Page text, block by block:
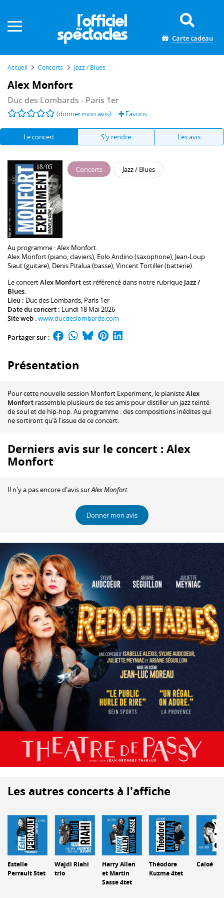
Carte cadeau
Accueil Concerts Jazz / Blues
Alex Monfort
Duc des Lombards - Paris 1er
(donner mon avis) Favoris
Le concert S'y rendre Les avis
Concerts Jazz / Blues
Au programme :Alex Monfort.
Alex Monfort(piano, claviers), Eolo Andino (saxophone), Jean-Loup
Siaut(guitare), Denis Pitalua(basse),Vincent Tortiller(batterie).
Le concertAlex Monfortest référencé dans notre rubrique Jazz /
Blues
Lieu : Duc des Lombards , Paris 1er
Date du concert : Lundi 18 Mai 2026
Site web :www.ducdeslombards.com
Partager sur :
Présentation
Pour cette nouvelle session Monfort Experiment, le pianisteAlex
Monfort rassemble plusieurs de ses amis pour distiller un jazz teinté
de soul et de hip-hop. Au programme : des compositions inédites qui
ne sortiront qu’à l'issue de ce concert.
Derniers avis sur le concert : Alex
Monfort
Il n'y a pas encore d'avis surAlex Monfort.
Donner mon avis
Les autres concerts à l'affiche
Estelle
Perrault 5tet
Wajdi Riahi
trio
Harry Allen
et Martin
Sasse 4tet
Théodore
Kuzma 4tet
Caloé